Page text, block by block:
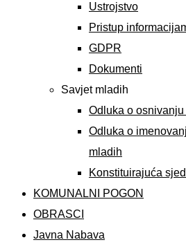
Ustrojstvo
Pristup
GDPR
Dokumenti
Savjet mladih
Odluka o
Odluka o
mladih
Konstituirajuća
KOMUNALNI POGON
OBRASCI
Javna Nabava